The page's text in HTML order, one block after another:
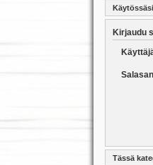
Kirjaudu
Tässä